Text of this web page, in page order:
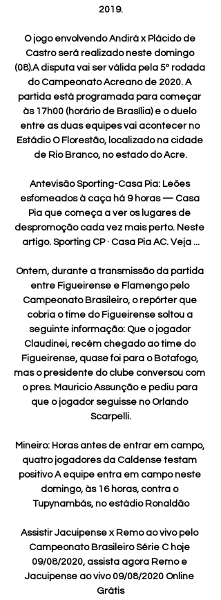
2019.
O jogo envolvendo Andirá x Plácido de
Castro será realizado neste domingo
(08).A disputa vai ser válida pela 5ª rodada
do Campeonato Acreano de 2020. A
partida está programada para começar
às 17h00 (horário de Brasília) e o duelo
entre as duas equipes vai acontecer no
Estádio O Florestão, localizado na cidade
de Rio Branco, no estado do Acre.
Antevisão Sporting-Casa Pia: Leões
esfomeados à caça há 9 horas — Casa
Pia que começa a ver os lugares de
despromoção cada vez mais perto. Neste
artigo. Sporting CP · Casa Pia AC. Veja ...
Ontem, durante a transmissão da partida
entre Figueirense e Flamengo pelo
Campeonato Brasileiro, o repórter que
cobria o time do Figueirense soltou a
seguinte informação: Que o jogador
Claudinei, recém chegado ao time do
Figueirense, quase foi para o Botafogo,
mas o presidente do clube conversou com
o pres. Mauricio Assunção e pediu para
que o jogador seguisse no Orlando
Scarpelli.
Mineiro: Horas antes de entrar em campo,
quatro jogadores da Caldense testam
positivo A equipe entra em campo neste
domingo, às 16 horas, contra o
Tupynambás, no estádio Ronaldão
Assistir Jacuipense x Remo ao vivo pelo
Campeonato Brasileiro Série C hoje
09/08/2020, assista agora Remo e
Jacuipense ao vivo 09/08/2020 Online
Grátis